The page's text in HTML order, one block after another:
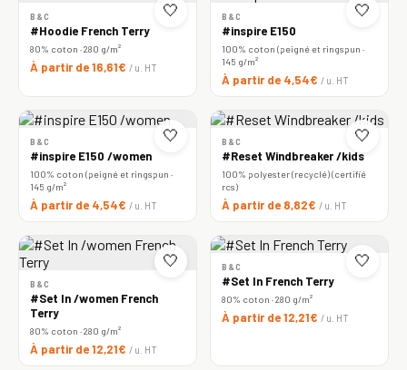
🤍
B&C
#Hoodie French Terry
80% coton · 280 g/m²
À partir de 16,61€ / u. HT
🤍
B&C
#inspire E150
100% coton (peigné et ringspun ·
145 g/m²
À partir de 4,54€ / u. HT
🤍
B&C
#inspire E150 /women
100% coton (peigné et ringspun ·
145 g/m²
À partir de 4,54€ / u. HT
🤍
B&C
#Reset Windbreaker /kids
100% polyester (recyclé) (certifié
rcs)
À partir de 8,82€ / u. HT
🤍
B&C
#Set In /women French
Terry
80% coton · 280 g/m²
À partir de 12,21€ / u. HT
🤍
B&C
#Set In French Terry
80% coton · 280 g/m²
À partir de 12,21€ / u. HT